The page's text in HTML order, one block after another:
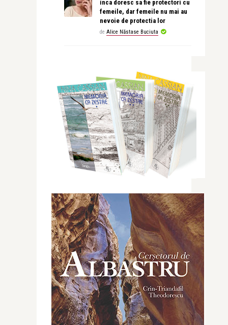
inca doresc sa fie protectori cu
femeile, dar femeile nu mai au
nevoie de protectia lor
de Alice Năstase Buciuta